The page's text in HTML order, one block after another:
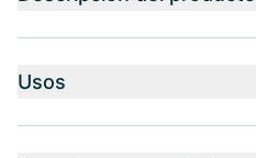
Usos